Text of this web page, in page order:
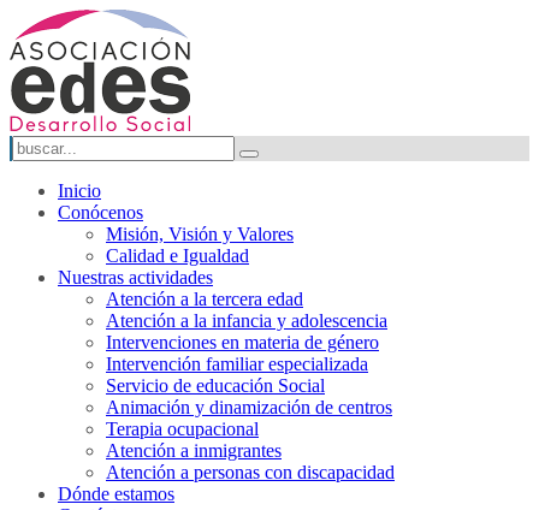
Inicio
Conócenos
Misión, Visión y Valores
Calidad e Igualdad
Nuestras actividades
Atención a la tercera edad
Atención a la infancia y adolescencia
Intervenciones en materia de género
Intervención familiar especializada
Servicio de educación Social
Animación y dinamización de centros
Terapia ocupacional
Atención a inmigrantes
Atención a personas con discapacidad
Dónde estamos